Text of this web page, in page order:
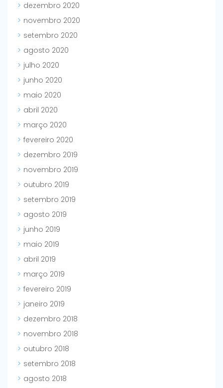
dezembro 2020
novembro 2020
setembro 2020
agosto 2020
julho 2020
junho 2020
maio 2020
abril 2020
março 2020
fevereiro 2020
dezembro 2019
novembro 2019
outubro 2019
setembro 2019
agosto 2019
junho 2019
maio 2019
abril 2019
março 2019
fevereiro 2019
janeiro 2019
dezembro 2018
novembro 2018
outubro 2018
setembro 2018
agosto 2018